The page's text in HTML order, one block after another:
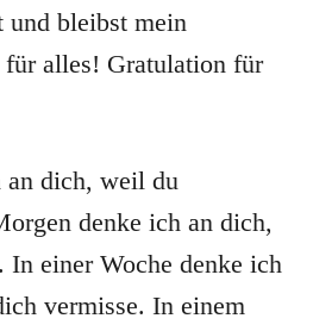
bleibst mein
für alles! Gratulation für
an dich, weil du
denke ich an dich,
einer Woche denke ich
vermisse. In einem